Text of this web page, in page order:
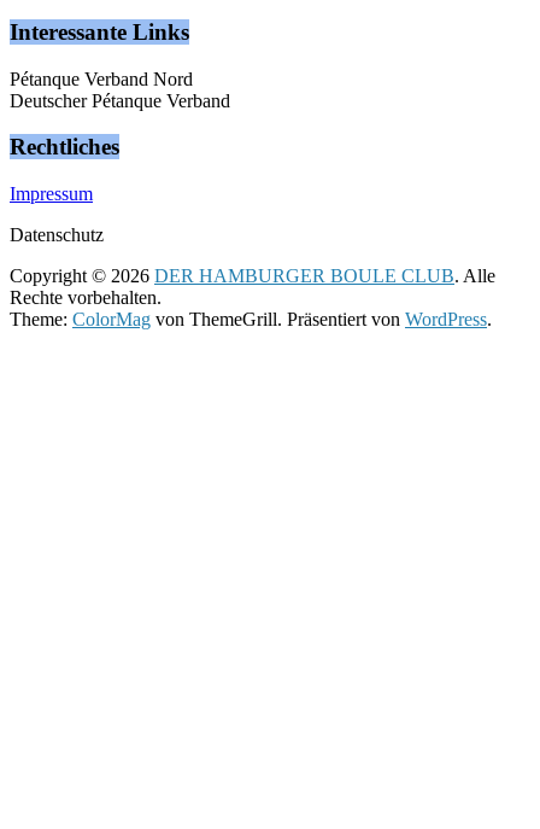
Interessante Links
Pétanque Verband Nord
Deutscher Pétanque Verband
Rechtliches
Impressum
Datenschutz
Copyright © 2026 DER HAMBURGER BOULE CLUB. Alle
Rechte vorbehalten.
Theme: ColorMag von ThemeGrill. Präsentiert von WordPress.